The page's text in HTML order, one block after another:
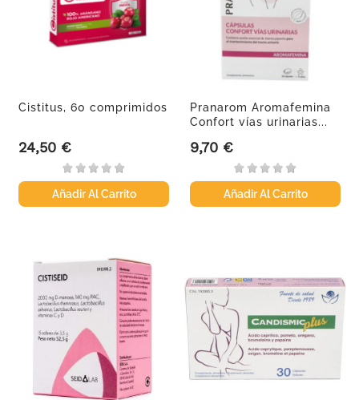
Cistitus, 60 comprimidos
Precio
24,50 €
Añadir Al Carrito
Pranarom Aromafemina
Confort vías urinarias...
Precio
9,70 €
Añadir Al Carrito